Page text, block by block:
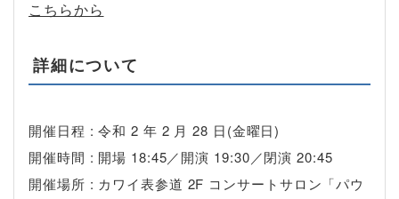
こちらから
詳細について
開催日程 : 令和 2 年 2 月 28 日(金曜日)
開催時間 : 開場 18:45／開演 19:30／閉演 20:45
開催場所 : カワイ表参道 2F コンサートサロン「パウ